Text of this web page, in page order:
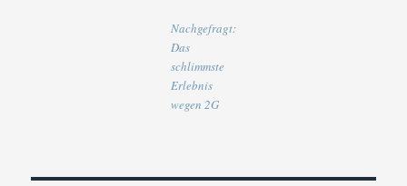
Nachgefragt:
Das
schlimmste
Erlebnis
wegen 2G